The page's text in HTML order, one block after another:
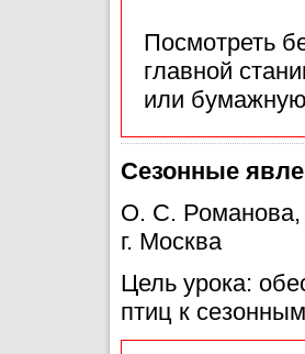
Посмотреть
главной
или
Сезонные
О. С. Романова,
г. Москва
Цель урока:
птиц к